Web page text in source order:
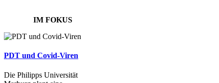
IM FOKUS
PDT und Covid-Viren
Die Philipps Universität